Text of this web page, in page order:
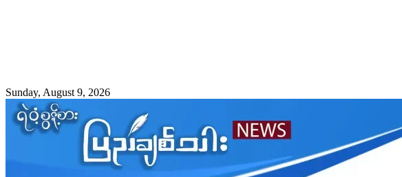
Sunday, August 9, 2026